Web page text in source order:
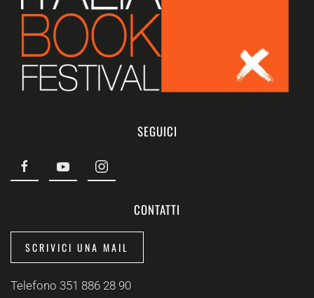
SEGUICI
CONTATTI
SCRIVICI UNA MAIL
Telefono 351 886 28 90